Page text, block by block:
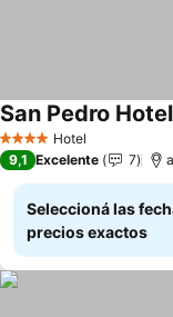
4 EstrellasHotel
San Pedro
9,1 Excelente 7
Seleccioná las
precios exactos